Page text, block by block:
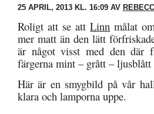
25 APRIL, 2013 KL. 16:09 AV
Roligt att se attLinn målat
mer matt än den lätt
är något visst med den där
färgerna mint – grått –
Här är en smygbild på vår
klara och lamporna uppe.